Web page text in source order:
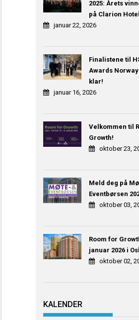
2025: Årets
på Clarion
januar 22, 2026
Finalistene til
Awards Norway
klar!
januar 16, 2026
Velkommen til
Growth!
oktober 23,
Meld deg på
Eventbørsen
oktober 03,
Room for
januar 2026 i
oktober 02,
KALENDER